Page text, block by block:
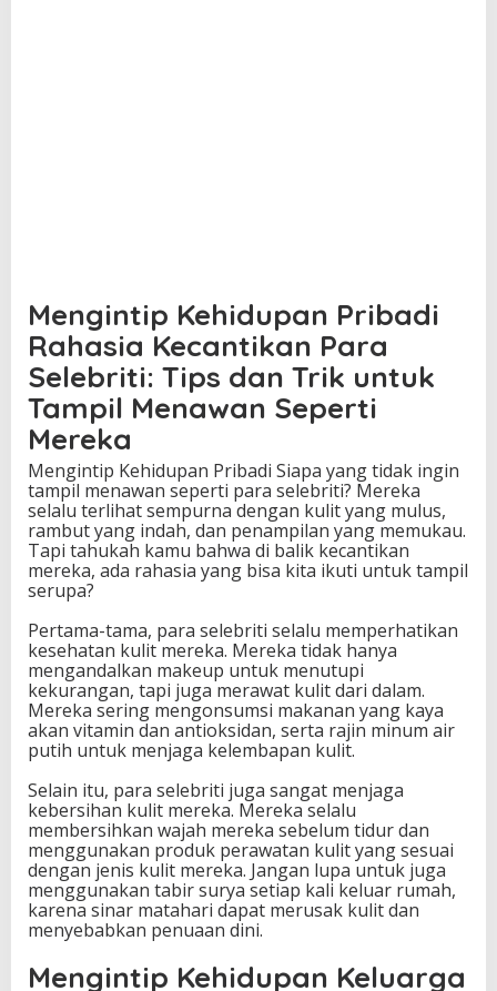
Mengintip Kehidupan Pribadi
Rahasia Kecantikan Para
Selebriti: Tips dan Trik untuk
Tampil Menawan Seperti
Mereka
Mengintip Kehidupan Pribadi Siapa yang tidak ingin
tampil menawan seperti para selebriti? Mereka
selalu terlihat sempurna dengan kulit yang mulus,
rambut yang indah, dan penampilan yang memukau.
Tapi tahukah kamu bahwa di balik kecantikan
mereka, ada rahasia yang bisa kita ikuti untuk tampil
serupa?
Pertama-tama, para selebriti selalu memperhatikan
kesehatan kulit mereka. Mereka tidak hanya
mengandalkan makeup untuk menutupi
kekurangan, tapi juga merawat kulit dari dalam.
Mereka sering mengonsumsi makanan yang kaya
akan vitamin dan antioksidan, serta rajin minum air
putih untuk menjaga kelembapan kulit.
Selain itu, para selebriti juga sangat menjaga
kebersihan kulit mereka. Mereka selalu
membersihkan wajah mereka sebelum tidur dan
menggunakan produk perawatan kulit yang sesuai
dengan jenis kulit mereka. Jangan lupa untuk juga
menggunakan tabir surya setiap kali keluar rumah,
karena sinar matahari dapat merusak kulit dan
menyebabkan penuaan dini.
Mengintip Kehidupan Keluarga